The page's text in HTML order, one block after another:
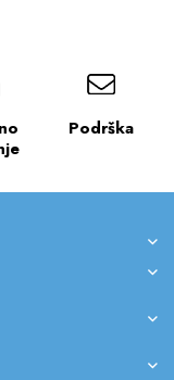
Podrška